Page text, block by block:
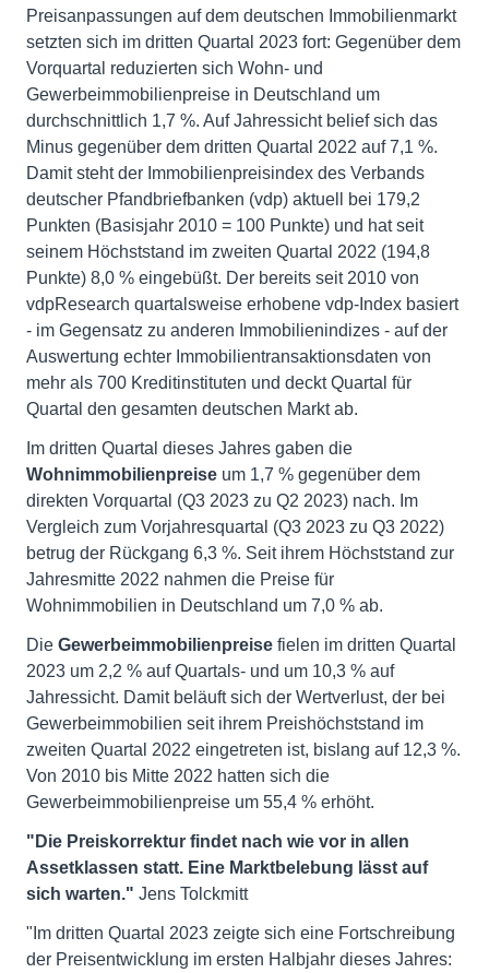
Preisanpassungen auf dem deutschen Immobilienmarkt
setzten sich im dritten Quartal 2023 fort: Gegenüber dem
Vorquartal reduzierten sich Wohn- und
Gewerbeimmobilienpreise in Deutschland um
durchschnittlich 1,7 %. Auf Jahressicht belief sich das
Minus gegenüber dem dritten Quartal 2022 auf 7,1 %.
Damit steht der Immobilienpreisindex des Verbands
deutscher Pfandbriefbanken (vdp) aktuell bei 179,2
Punkten (Basisjahr 2010 = 100 Punkte) und hat seit
seinem Höchststand im zweiten Quartal 2022 (194,8
Punkte) 8,0 % eingebüßt. Der bereits seit 2010 von
vdpResearch quartalsweise erhobene vdp-Index basiert
- im Gegensatz zu anderen Immobilienindizes - auf der
Auswertung echter Immobilientransaktionsdaten von
mehr als 700 Kreditinstituten und deckt Quartal für
Quartal den gesamten deutschen Markt ab.
Im dritten Quartal dieses Jahres gaben die
Wohnimmobilienpreise um 1,7 % gegenüber dem
direkten Vorquartal (Q3 2023 zu Q2 2023) nach. Im
Vergleich zum Vorjahresquartal (Q3 2023 zu Q3 2022)
betrug der Rückgang 6,3 %. Seit ihrem Höchststand zur
Jahresmitte 2022 nahmen die Preise für
Wohnimmobilien in Deutschland um 7,0 % ab.
Die Gewerbeimmobilienpreise fielen im dritten Quartal
2023 um 2,2 % auf Quartals- und um 10,3 % auf
Jahressicht. Damit beläuft sich der Wertverlust, der bei
Gewerbeimmobilien seit ihrem Preishöchststand im
zweiten Quartal 2022 eingetreten ist, bislang auf 12,3 %.
Von 2010 bis Mitte 2022 hatten sich die
Gewerbeimmobilienpreise um 55,4 % erhöht.
"Die Preiskorrektur findet nach wie vor in allen
Assetklassen statt. Eine Marktbelebung lässt auf
sich warten." Jens Tolckmitt
"Im dritten Quartal 2023 zeigte sich eine Fortschreibung
der Preisentwicklung im ersten Halbjahr dieses Jahres: